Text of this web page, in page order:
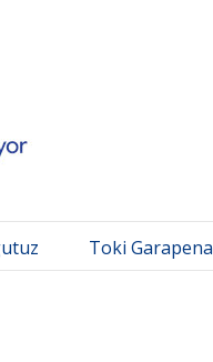
Toki Garapena